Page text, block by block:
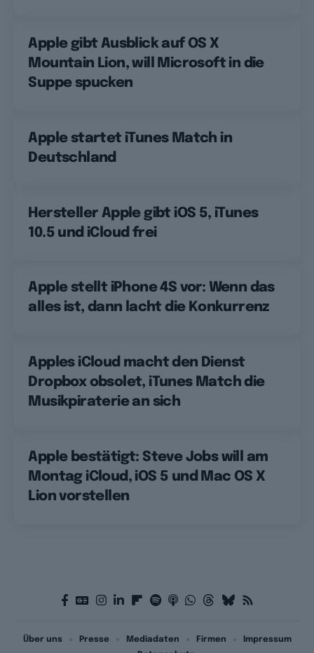
Apple gibt Ausblick auf OS X
Mountain Lion, will Microsoft in die
Suppe spucken
Apple startet iTunes Match in
Deutschland
Hersteller Apple gibt iOS 5, iTunes
10.5 und iCloud frei
Apple stellt iPhone 4S vor: Wenn das
alles ist, dann lacht die Konkurrenz
Apples iCloud macht den Dienst
Dropbox obsolet, iTunes Match die
Musikpiraterie an sich
Apple bestätigt: Steve Jobs will am
Montag iCloud, iOS 5 und Mac OS X
Lion vorstellen
Über uns Presse Mediadaten Firmen
Impressum